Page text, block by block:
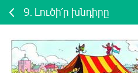
9. Լուծի՛ր խնդիրը